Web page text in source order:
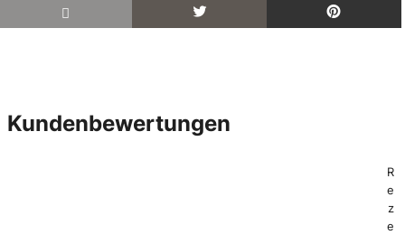
Kundenbewertungen
R
e
z
e